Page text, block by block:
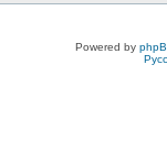
Powered by